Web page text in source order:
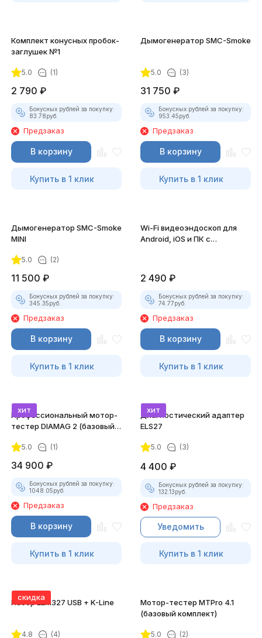
Комплект конусных пробок-
заглушек №1
5.0 (1)
2 790 ₽
Бонусных рублей за покупку:
83.78руб.
Предзаказ
В корзину
Купить в 1 клик
Дымогенератор SMC-Smoke
5.0 (3)
31 750 ₽
Бонусных рублей за покупку:
953.45руб.
Предзаказ
В корзину
Купить в 1 клик
Дымогенератор SMC-Smoke
MINI
5.0 (2)
11 500 ₽
Бонусных рублей за покупку:
345.35руб.
Предзаказ
В корзину
Купить в 1 клик
Wi-Fi видеоэндоскоп для
Android, iOS и ПК с
2 490 ₽
Бонусных рублей за покупку:
74.77руб.
Предзаказ
В корзину
Купить в 1 клик
хит
Профессиональный мотор-
тестер DIAMAG 2 (базовый
5.0 (1)
34 900 ₽
Бонусных рублей за покупку:
1048.05руб.
Предзаказ
В корзину
Купить в 1 клик
хит
Диагностический адаптер
ELS27
5.0 (3)
4 400 ₽
Бонусных рублей за покупку:
132.13руб.
Предзаказ
Уведомить
Купить в 1 клик
скидка
Набор ELM327 USB + K-Line
4.8 (4)
Мотор-тестер MTPro 4.1
(базовый комплект)
5.0 (2)